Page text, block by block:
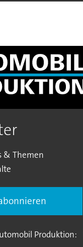
& Themen
Produktion: